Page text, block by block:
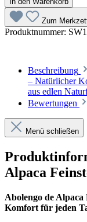
Zum
Produktnummer:
Beschreibung
– Natürlicher
aus edlen
Bewertungen
Menü schließen
Alpaca
Abolengo de
Komfort für jeden